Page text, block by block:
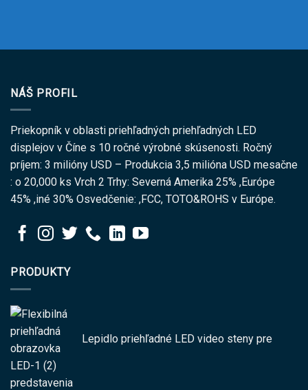
NÁŠ PROFIL
Priekopník v oblasti priehľadných priehľadných LED
displejov v Číne s 10 ročné výrobné skúsenosti. Ročný
príjem: 3 milióny USD – Produkcia 3,5 milióna USD mesačne
: o 20,000 ks Vrch 2 Trhy: Severná Amerika 25% ,Európe
45% ,iné 30% Osvedčenie: ,FCC, TOTO&ROHS v Európe.
PRODUKTY
Lepidlo priehľadné LED video steny pre
predstavenia